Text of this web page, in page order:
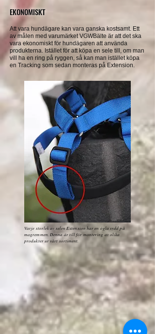
EKONOMISKT
Att vara hundägare kan vara ganska kostsamt. Ett
av målen med varumärket VGWBälte är att det ska
vara ekonomiskt för hundägaren att använda
produkterna. Istället för att köpa en sele till, om man
vill ha en ring på ryggen, så kan man istället köpa
en Tracking som sedan monteras på Extension.
Varje storlek av selen Extension har en ögla sydd på
magremmen. Denna är till för montering av olika
produkter ur vårt sortiment.